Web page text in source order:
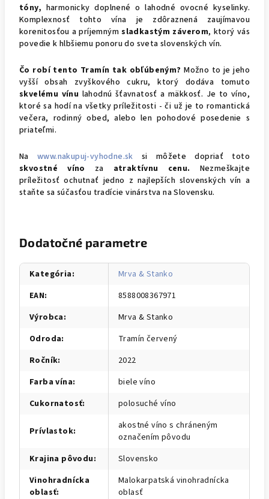
tóny, harmonicky doplnené o lahodné ovocné kyselinky.
Komplexnosť tohto vína je zdôraznená zaujímavou
korenitosťou a príjemnýmsladkastým záverom, ktorý vás
povedie k hlbšiemu ponoru do sveta slovenských vín.
Čo robí tento Tramín tak obľúbeným? Možno to je jeho
vyšší obsah zvyškového cukru, ktorý dodáva tomuto
skvelému vínu lahodnú šťavnatosť a mäkkosť. Je to víno,
ktoré sa hodí na všetky príležitosti - či už je to romantická
večera, rodinný obed, alebo len pohodové posedenie s
priateľmi.
Na www.nakupuj-vyhodne.sk si môžete dopriať toto
skvostné víno za atraktívnu cenu. Nezmeškajte
príležitosť ochutnať jedno z najlepších slovenských vín a
staňte sa súčasťou tradície vinárstva na Slovensku.
Dodatočné parametre
Kategória:
Mrva & Stanko
EAN:
8588008367971
Výrobca:
Mrva & Stanko
Odroda:
Tramín červený
Ročník:
2022
Farba vína:
biele víno
Cukornatosť: polosuché víno
Prívlastok:
akostné víno s chráneným
označením pôvodu
Krajina pôvodu:
Slovensko
Vinohradnícka
oblasť:
Malokarpatská vinohradnícka
oblasť